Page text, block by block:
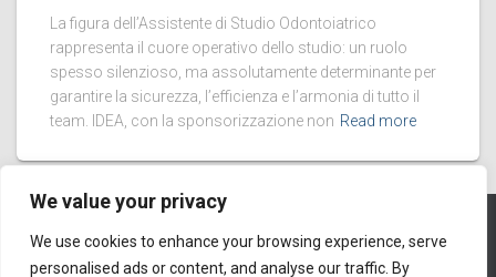
We value your privacy
We use cookies to enhance your browsing experience, serve
personalised ads or content, and analyse our traffic. By
La figura dell’Assistente di Studio Odontoiatrico
rappresenta il cuore operativo dello studio: un ruolo
spesso silenzioso, ma assolutamente determinante per
garantire la sicurezza, l’efficienza e l’armonia di tutto il
team. IDEA, con la sponsorizzazione non Read more
PRIVACY POLICY COOKIES